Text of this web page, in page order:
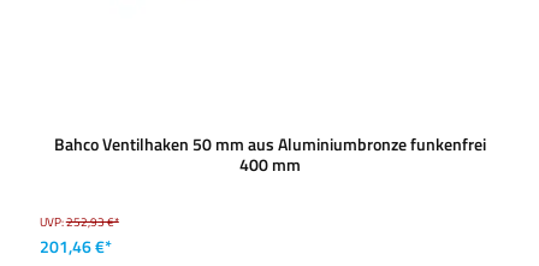
Bahco Ventilhaken 50 mm aus Aluminiumbronze funkenfrei
400 mm
UVP:252,93 €*
201,46 €*